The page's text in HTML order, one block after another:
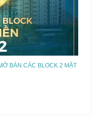
BÁN CÁC BLOCK 2 MẶT